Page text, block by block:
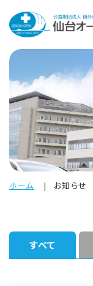
ホーム お知らせ
すべて